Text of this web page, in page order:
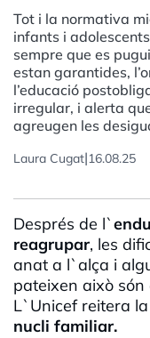
Tot i la normativa
infants i
sempre que es
estan garantides,
l’educació
irregular, i alerta
agreugen les
Laura Cugat|16.08.25
Després de l`
reagrupar, les
anat a l`alça i
pateixen això són
L`Unicef reitera la
nucli familiar.